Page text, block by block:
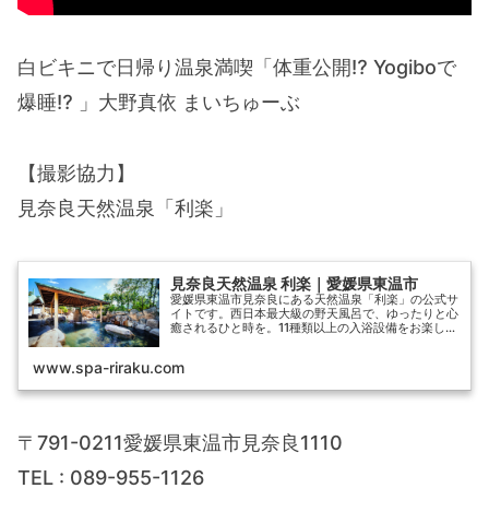
白ビキニで日帰り温泉満喫「体重公開⁉︎ Yogiboで
爆睡⁉︎ 」大野真依 まいちゅーぶ
【撮影協力】
見奈良天然温泉「利楽」
見奈良天然温泉 利楽｜愛媛県東温市
愛媛県東温市見奈良にある天然温泉「利楽」の公式サ
イトです。西日本最大級の野天風呂で、ゆったりと心
癒されるひと時を。11種類以上の入浴設備をお楽しみ
www.spa-riraku.com
〒791-0211愛媛県東温市見奈良1110
TEL : 089-955-1126